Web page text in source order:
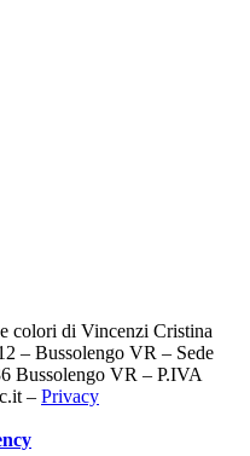
colori di Vincenzi Cristina
– Bussolengo VR – Sede
Bussolengo VR – P.IVA
– Privacy